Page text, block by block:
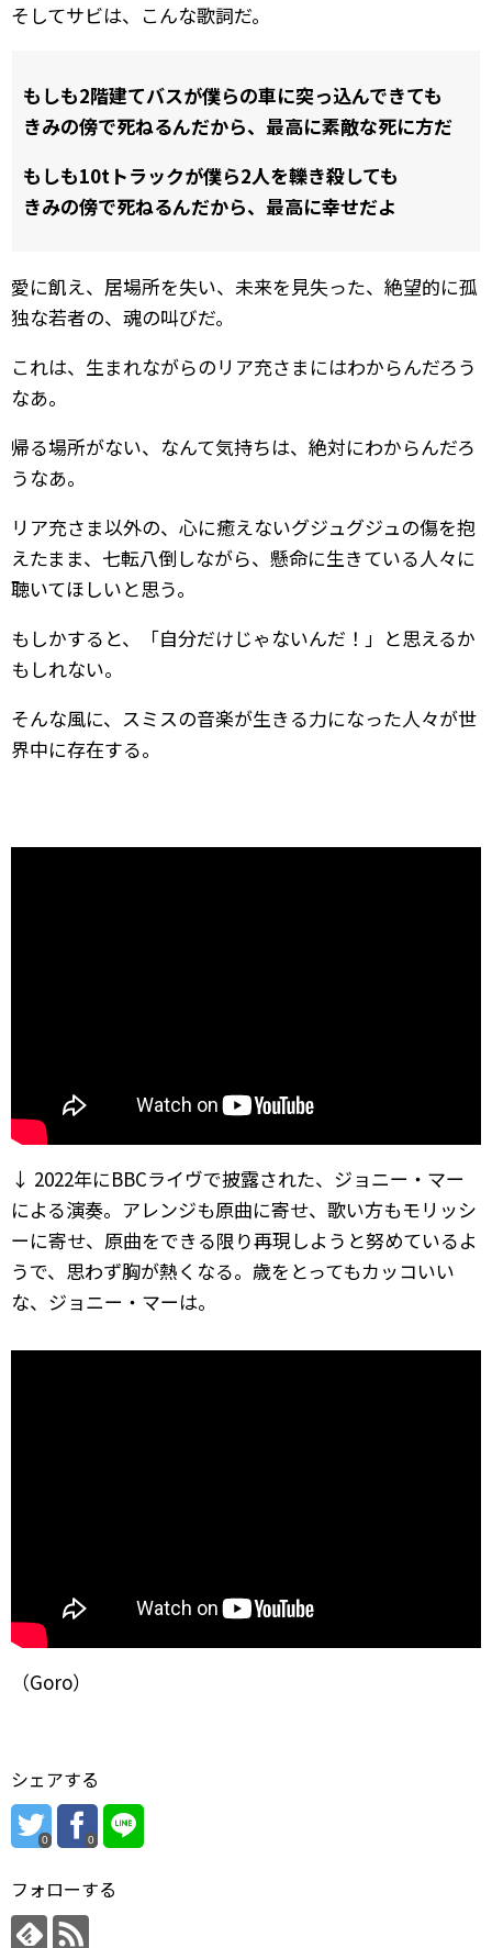
そしてサビは、こんな歌詞だ。
もしも2階建てバスが僕らの車に突っ込んできても
きみの傍で死ねるんだから、最高に素敵な死に方だ
もしも10tトラックが僕ら2人を轢き殺しても
きみの傍で死ねるんだから、最高に幸せだよ
愛に飢え、居場所を失い、未来を見失った、絶望的に孤
独な若者の、魂の叫びだ。
これは、生まれながらのリア充さまにはわからんだろう
なあ。
帰る場所がない、なんて気持ちは、絶対にわからんだろ
うなあ。
リア充さま以外の、心に癒えないグジュグジュの傷を抱
えたまま、七転八倒しながら、懸命に生きている人々に
聴いてほしいと思う。
もしかすると、「自分だけじゃないんだ！」と思えるか
もしれない。
そんな風に、スミスの音楽が生きる力になった人々が世
界中に存在する。
↓ 2022年にBBCライヴで披露された、ジョニー・マー
による演奏。アレンジも原曲に寄せ、歌い方もモリッシ
ーに寄せ、原曲をできる限り再現しようと努めているよ
うで、思わず胸が熱くなる。歳をとってもカッコいい
な、ジョニー・マーは。
（Goro）
シェアする
0 0
フォローする